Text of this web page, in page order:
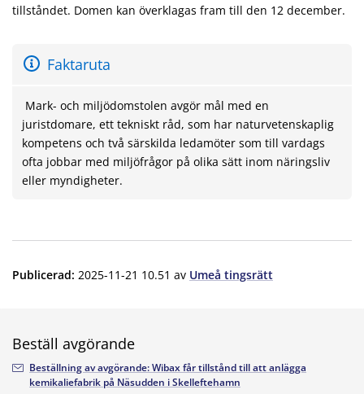
tillståndet. Domen kan överklagas fram till den 12 december.
Faktaruta
Mark- och miljödomstolen avgör mål med en
juristdomare, ett tekniskt råd, som har naturvetenskaplig
kompetens och två särskilda ledamöter som till vardags
ofta jobbar med miljöfrågor på olika sätt inom näringsliv
eller myndigheter.
Publicerad: 2025-11-21 10.51 av Umeå tingsrätt
Beställ avgörande
Beställning av avgörande: Wibax får tillstånd till att anlägga
kemikaliefabrik på Näsudden i Skelleftehamn